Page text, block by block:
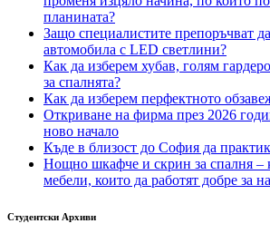
планината?
Защо специалистите препоръчват
автомобила с LED светлини?
Как да изберем хубав, голям
за спалнята?
Как да изберем перфектното
Откриване на фирма през 2026
ново начало
Къде в близост до София да
Нощно шкафче и скрин за спалня –
мебели, които да работят добре за
Студентски Архиви